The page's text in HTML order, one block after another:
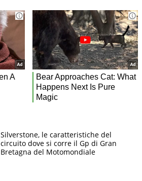
Silverstone, le caratteristiche del
circuito dove si corre il Gp di Gran
Bretagna del Motomondiale